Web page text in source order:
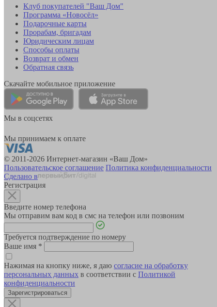
Клуб покупателей "Ваш Дом"
Программа «Новосёл»
Подарочные карты
Прорабам, бригадам
Юридическим лицам
Способы оплаты
Возврат и обмен
Обратная связь
Скачайте мобильное приложение
Мы в соцсетях
Мы принимаем к оплате
© 2011-2026 Интернет-магазин «Ваш Дом»
Пользовательское соглашение Политика конфиденциальности
Сделано в
Регистрация
Введите номер телефона
Мы отправим вам код в смс на телефон или позвоним
Требуется подтверждение по номеру
Ваше имя *
Нажимая на кнопку ниже, я даю согласие на обработку
персональных данных в соответствии с Политикой
конфиденциальности
Зарегистрироваться